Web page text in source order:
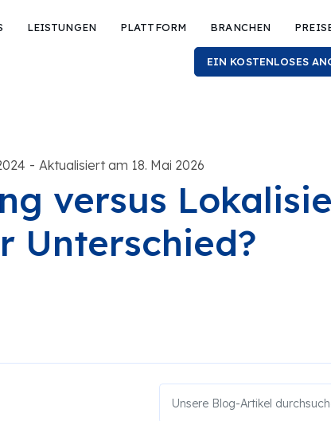
LEISTUNGEN PLATTFORM BRANCHEN
EIN KOSTENLOSES
- Aktualisiert am 18. Mai 2026
versus
Unterschied?